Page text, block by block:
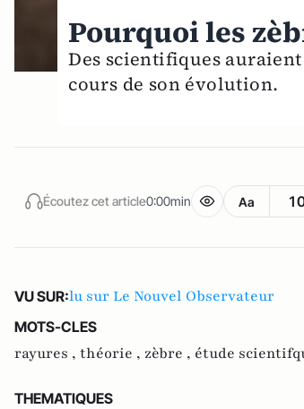
Pourquoi les
Des scientifiques
cours de son évolution.
Écoutez cet article0:00min Aa
VU SUR:lu sur Le Nouvel Observateur
MOTS-CLES
rayures , théorie , zèbre , étude
THEMATIQUES